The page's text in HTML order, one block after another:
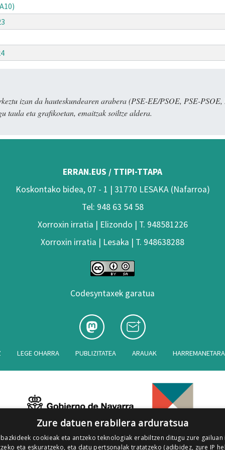
izan da hauteskundearen arabera (PSE-EE/PSOE, PSE-
taula eta grafikoetan, emaitzak soiltze aldera.
ERRAN.EUS / TTIPI-TTAPA
Koskontako bidea, 07 - 1 | 31770 LESAKA (Nafarroa)
Tel: 948 63 54 58
Xorroxin irratia | Elizondo | T. 948581226
Xorroxin irratia | Lesaka | T. 948638288
Codesyntaxek garatua
LEGE OHARRA PUBLIZITATEA ARAUAK
Zure datuen erabilera arduratsua
cookieak eta antzeko teknologiak erabiltzen ditugu zure
eta eskuratzeko, eta datu pertsonalak tratatzeko (adibidez, zure IP